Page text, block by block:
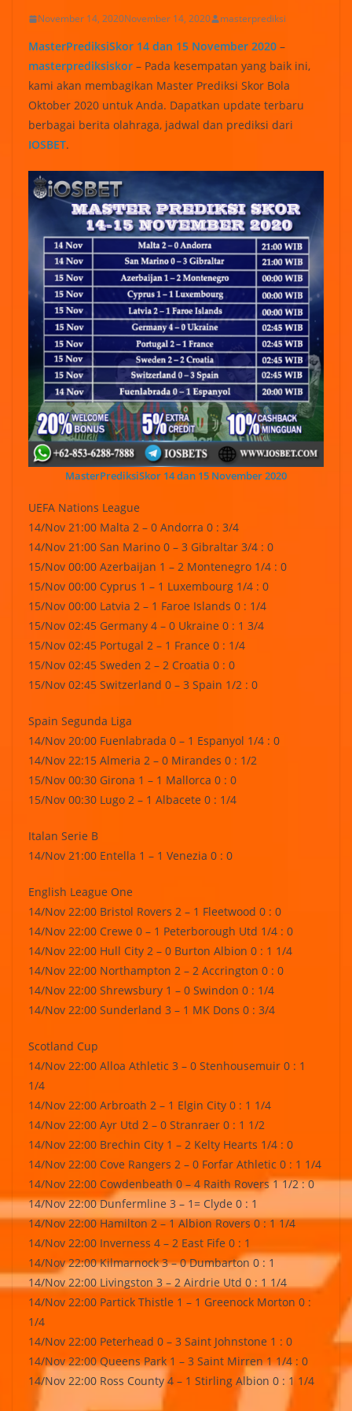
November 14, 2020November 14, 2020 masterprediksi
MasterPrediksiSkor 14 dan 15 November 2020 –
masterprediksiskor – Pada kesempatan yang baik ini,
kami akan membagikan Master Prediksi Skor Bola
Oktober 2020 untuk Anda. Dapatkan update terbaru
berbagai berita olahraga, jadwal dan prediksi dari
IOSBET.
MasterPrediksiSkor 14 dan 15 November 2020
UEFA Nations League
14/Nov 21:00 Malta 2 – 0 Andorra 0 : 3/4
14/Nov 21:00 San Marino 0 – 3 Gibraltar 3/4 : 0
15/Nov 00:00 Azerbaijan 1 – 2 Montenegro 1/4 : 0
15/Nov 00:00 Cyprus 1 – 1 Luxembourg 1/4 : 0
15/Nov 00:00 Latvia 2 – 1 Faroe Islands 0 : 1/4
15/Nov 02:45 Germany 4 – 0 Ukraine 0 : 1 3/4
15/Nov 02:45 Portugal 2 – 1 France 0 : 1/4
15/Nov 02:45 Sweden 2 – 2 Croatia 0 : 0
15/Nov 02:45 Switzerland 0 – 3 Spain 1/2 : 0
Spain Segunda Liga
14/Nov 20:00 Fuenlabrada 0 – 1 Espanyol 1/4 : 0
14/Nov 22:15 Almeria 2 – 0 Mirandes 0 : 1/2
15/Nov 00:30 Girona 1 – 1 Mallorca 0 : 0
15/Nov 00:30 Lugo 2 – 1 Albacete 0 : 1/4
Italan Serie B
14/Nov 21:00 Entella 1 – 1 Venezia 0 : 0
English League One
14/Nov 22:00 Bristol Rovers 2 – 1 Fleetwood 0 : 0
14/Nov 22:00 Crewe 0 – 1 Peterborough Utd 1/4 : 0
14/Nov 22:00 Hull City 2 – 0 Burton Albion 0 : 1 1/4
14/Nov 22:00 Northampton 2 – 2 Accrington 0 : 0
14/Nov 22:00 Shrewsbury 1 – 0 Swindon 0 : 1/4
14/Nov 22:00 Sunderland 3 – 1 MK Dons 0 : 3/4
Scotland Cup
14/Nov 22:00 Alloa Athletic 3 – 0 Stenhousemuir 0 : 1
1/4
14/Nov 22:00 Arbroath 2 – 1 Elgin City 0 : 1 1/4
14/Nov 22:00 Ayr Utd 2 – 0 Stranraer 0 : 1 1/2
14/Nov 22:00 Brechin City 1 – 2 Kelty Hearts 1/4 : 0
14/Nov 22:00 Cove Rangers 2 – 0 Forfar Athletic 0 : 1 1/4
14/Nov 22:00 Cowdenbeath 0 – 4 Raith Rovers 1 1/2 : 0
14/Nov 22:00 Dunfermline 3 – 1= Clyde 0 : 1
14/Nov 22:00 Hamilton 2 – 1 Albion Rovers 0 : 1 1/4
14/Nov 22:00 Inverness 4 – 2 East Fife 0 : 1
14/Nov 22:00 Kilmarnock 3 – 0 Dumbarton 0 : 1
14/Nov 22:00 Livingston 3 – 2 Airdrie Utd 0 : 1 1/4
14/Nov 22:00 Partick Thistle 1 – 1 Greenock Morton 0 :
1/4
14/Nov 22:00 Peterhead 0 – 3 Saint Johnstone 1 : 0
14/Nov 22:00 Queens Park 1 – 3 Saint Mirren 1 1/4 : 0
14/Nov 22:00 Ross County 4 – 1 Stirling Albion 0 : 1 1/4